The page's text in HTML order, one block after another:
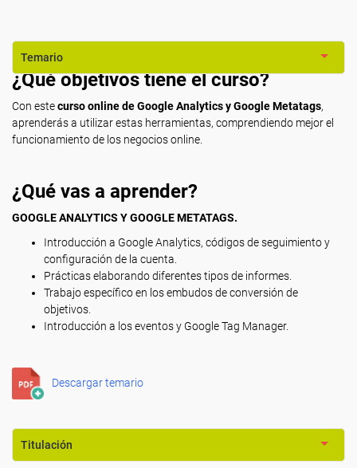
Temario
¿Qué objetivos tiene el curso?
Con estecurso online de Google Analytics y Google Metatags,
aprenderás a utilizar estas herramientas, comprendiendo mejor el
funcionamiento de los negocios online.
¿Qué vas a aprender?
GOOGLE ANALYTICS Y GOOGLE METATAGS.
Introducción a Google Analytics, códigos de seguimiento y
configuración de la cuenta.
Prácticas elaborando diferentes tipos de informes.
Trabajo específico en los embudos de conversión de
objetivos.
Introducción a los eventos y Google Tag Manager.
Descargar temario
Titulación